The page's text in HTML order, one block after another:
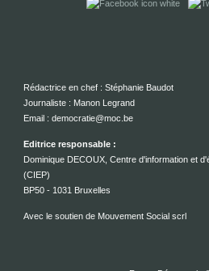
Rédactrice en chef : Stéphanie Baudot
Journaliste : Manon Legrand
Email : democratie@moc.be
Editrice responsable :
Dominique DECOUX, Centre d'information et
(CIEP)
BP50 - 1031 Bruxelles
Avec le soutien de Mouvement Social scrl